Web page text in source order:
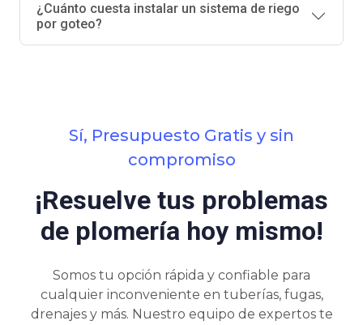
¿Cuánto cuesta instalar un sistema de riego
por goteo?
Sí, Presupuesto Gratis y sin
compromiso
¡Resuelve tus problemas
de plomería hoy mismo!
Somos tu opción rápida y confiable para
cualquier inconveniente en tuberías, fugas,
drenajes y más. Nuestro equipo de expertos te